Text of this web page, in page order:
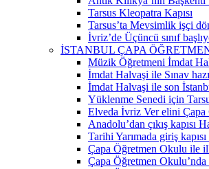
Tarsus Kleopatra Kapısı
Tarsus’ta Mevsimlik işçi
İvriz’de Üçüncü sınıf
İSTANBUL ÇAPA
Müzik Öğretmeni İmdat
İmdat Halvaşi ile Sınav
İmdat Halvaşi ile son
Yüklenme Senedi için
Elveda İvriz Ver elini Çapa
Anadolu’dan çıkış kapısı
Tarihi Yarımada giriş
Çapa Öğretmen Okulu ile
Çapa Öğretmen